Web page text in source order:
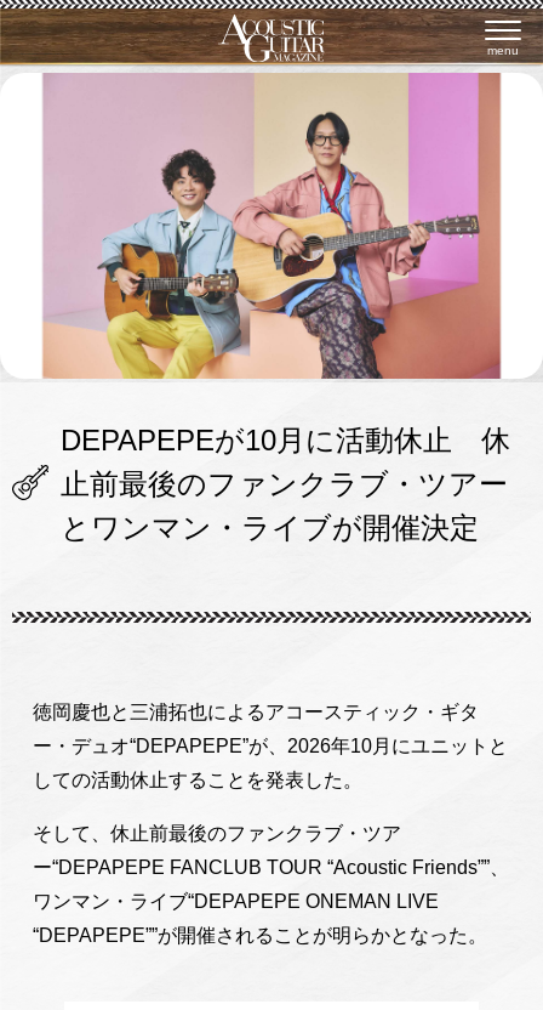
menu
DEPAPEPEが10月に活動休止 休
止前最後のファンクラブ・ツアー
とワンマン・ライブが開催決定
徳岡慶也と三浦拓也によるアコースティック・ギタ
ー・デュオ“DEPAPEPE”が、2026年10月にユニットと
しての活動休止することを発表した。
そして、休止前最後のファンクラブ・ツア
ー“DEPAPEPE FANCLUB TOUR “Acoustic Friends””、
ワンマン・ライブ“DEPAPEPE ONEMAN LIVE
“DEPAPEPE””が開催されることが明らかとなった。